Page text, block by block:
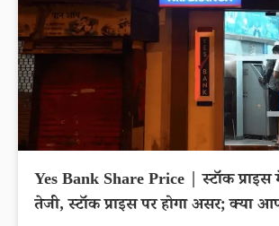
Yes Bank Share Price | स्टॉक
तेजी, स्टॉक प्राइस पर होगा असर; क्या